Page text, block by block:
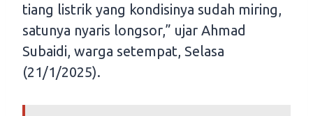
tiang listrik yang kondisinya sudah miring,
satunya nyaris longsor,” ujar Ahmad
Subaidi, warga setempat, Selasa
(21/1/2025).